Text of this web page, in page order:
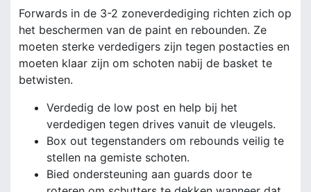
Forwards in de 3-2 zoneverdediging richten zich op
het beschermen van de paint en rebounden. Ze
moeten sterke verdedigers zijn tegen postacties en
moeten klaar zijn om schoten nabij de basket te
betwisten.
Verdedig de low post en help bij het
verdedigen tegen drives vanuit de vleugels.
Box out tegenstanders om rebounds veilig te
stellen na gemiste schoten.
Bied ondersteuning aan guards door te